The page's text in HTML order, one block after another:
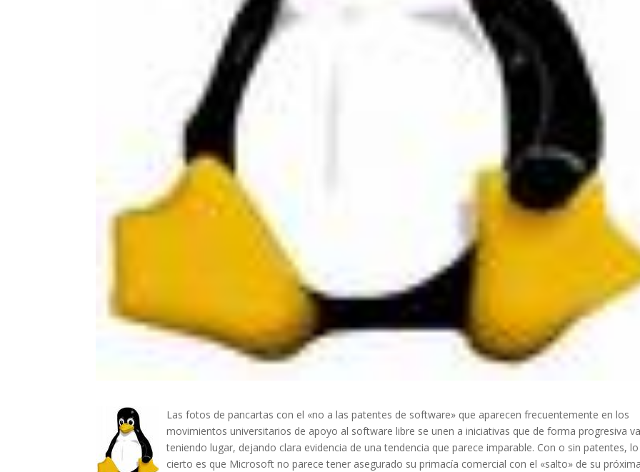
Las fotos de pancartas con el «no a las patentes de software» que aparecen frecuentemente en los
movimientos universitarios de apoyo al software libre se unen a iniciativas que de forma progresiva
teniendo lugar, dejando clara evidencia de una tendencia que parece imparable. Con o sin patentes, lo
cierto es que Microsoft no parece tener asegurado su primacía comercial con el «salto» de su próxima